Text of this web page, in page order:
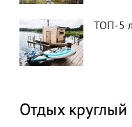
ТОП-5
Отдых круглый